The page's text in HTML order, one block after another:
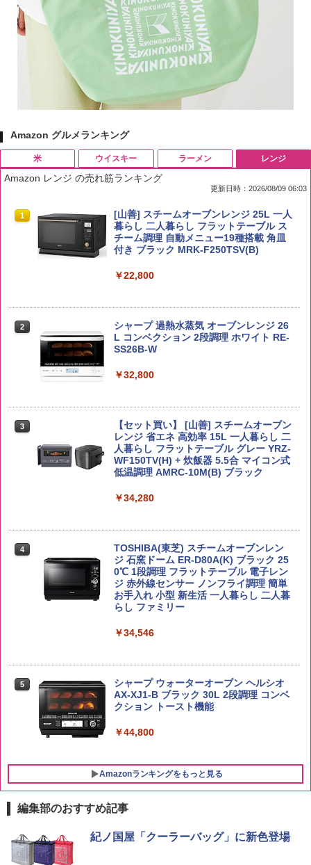
Amazon グルメランキング
米
1 by Amazon 国産ブレンド米 精米 5kg
￥2,650
5kg 長野県産 令和7年産
￥3,980
【在庫処分価格】ももたろう印 無洗米 5
kg 業務用 お米マイスターブレンド
￥2,680
￥5,809
by Amazon あきたこまちブレンド 無洗
ウイスキー
1
ブラックニッカ ニッカ Nikka ウィスキ
ー4000ml ブラックニッカクリア ウヰス
キー 【日本 アサヒ ウィスキー】 大容量
お得 4リットル
￥4,358
2
角瓶 2700ml サントリー ウイスキー ハ
イボール 大容量
3
角ハイボール 350ml×24本 サントリー ウ
イスキー ハイボール 缶
￥4,927
容量 4リットル
￥4,274
白州 Story of the Distillery 2026 化粧箱
￥19,860
ラーメン
1
チキンラーメン どんぶり 85g×12個 日清
食品 インスタント カップ麺
￥1,939
麺 小腹 インスタント アウトドアにも ロ
ーリングストック 大人買い おやつカン
パニー
￥1,288
3
国分 tabete だし麺 千葉県産はまぐりだ
し 塩らーめん 108g×10袋 保存食 備蓄
￥2,323
らに塩分控えめ 78g×12個
￥3,248
ょうゆ 高たんぱく&低糖質 さらに塩分控
レンジ
Amazon レンジ の売れ筋ランキング
更新日時：2026/08/09 06:03
1
[山善] スチームオーブンレンジ 25L 一人
暮らし 二人暮らし フラットテーブル ス
チーム調理 自動メニュー19種搭載 角皿
付き ブラック MRK-F250TSV(B)
￥22,800
2
シャープ 過熱水蒸気 オーブンレンジ 26
L コンベクション 2段調理 ホワイト RE-
SS26B-W
￥32,800
3
【セット買い】 [山善] スチームオーブン
レンジ 省エネ 高効率 15L 一人暮らし 二
人暮らし フラットテーブル グレー YRZ-
WF150TV(H) + 炊飯器 5.5合 マイコン式
低温調理 AMRC-10M(B) ブラック
￥34,280
4
TOSHIBA(東芝) スチームオーブンレン
ジ 石窯ドーム ER-D80A(K) ブラック 25
0℃ 1段調理 フラットテーブル 電子レン
ジ 赤外線センサー ノンフライ調理 簡単
お手入れ 小型 新生活 一人暮らし 二人暮
らし ファミリー
￥34,546
5
シャープ ウォーターオーブン ヘルシオ
AX-XJ1-B ブラック 30L 2段調理 コンベ
クション トースト機能
￥44,800
Amazonランキングをもっと見る
編集部のおすすめ記事
紀ノ国屋「クーラーバッグ」に新色登場